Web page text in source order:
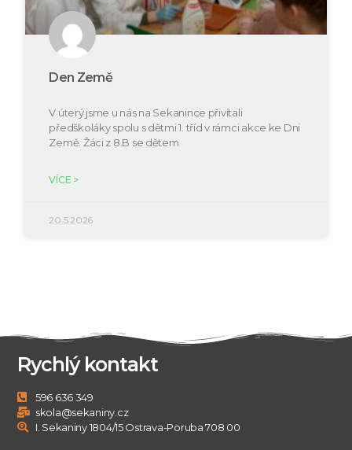
Den Země
V úterý jsme u nás na Sekanince přivítali
předškoláky spolu s dětmi 1. tříd v rámci akce ke Dni
Země. Žáci z 8.B se dětem
VÍCE >
20.5.2026
Rychlý kontakt
596 636 349
skola@sekaniny.cz
I. Sekaniny 1804/15 Ostrava-Poruba 708 00